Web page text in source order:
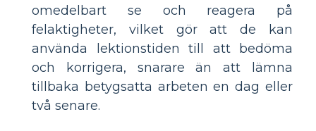
omedelbart se och reagera på
felaktigheter, vilket gör att de kan
använda lektionstiden till att bedöma
och korrigera, snarare än att lämna
tillbaka betygsatta arbeten en dag eller
två senare.